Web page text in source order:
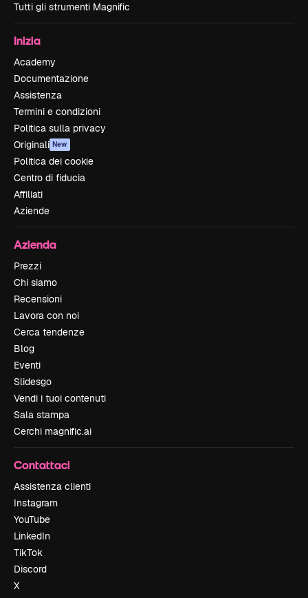
Tutti gli strumenti Magnific
Inizia
Academy
Documentazione
Assistenza
Termini e condizioni
Politica sulla privacy
Originali New
Politica dei cookie
Centro di fiducia
Affiliati
Aziende
Azienda
Prezzi
Chi siamo
Recensioni
Lavora con noi
Cerca tendenze
Blog
Eventi
Slidesgo
Vendi i tuoi contenuti
Sala stampa
Cerchi magnific.ai
Contattaci
Assistenza clienti
Instagram
YouTube
LinkedIn
TikTok
Discord
X